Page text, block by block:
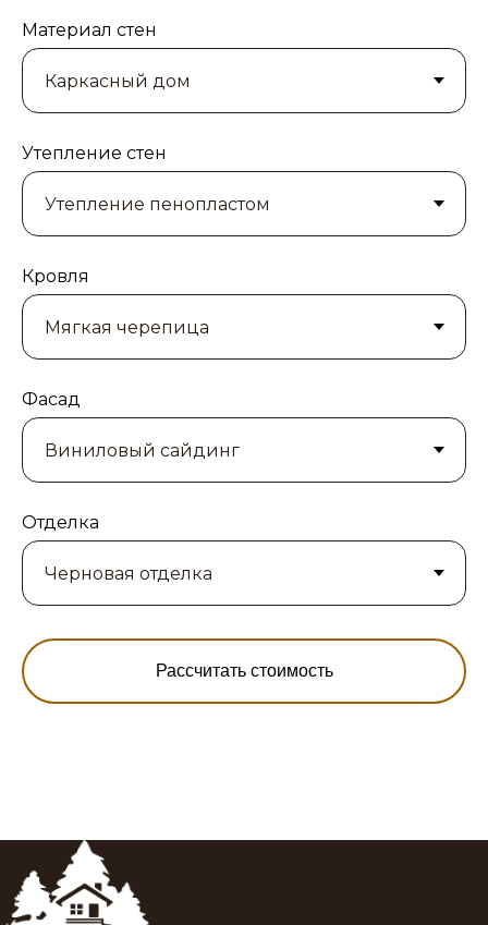
Материал стен
Утепление стен
Кровля
Фасад
Отделка
Рассчитать стоимость